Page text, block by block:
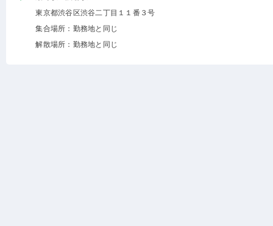
東京都渋谷区渋谷二丁目１１番３号
集合場所：勤務地と同じ
解散場所：勤務地と同じ